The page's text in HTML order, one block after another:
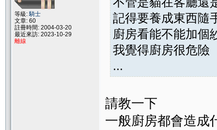
等級:騎士
文章: 60
註冊時間: 2004-03-20
最近來訪: 2023-10-29
離線
記得要養成東西隨
廚房看能不能加個
我覺得廚房很危險
...
請教一下
一般廚房都會造成